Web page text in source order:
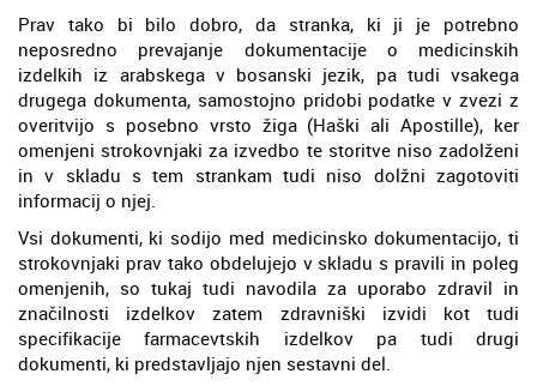
Prav tako bi bilo dobro, da stranka, ki ji je potrebno
neposredno prevajanje dokumentacije o medicinskih
izdelkih iz arabskega v bosanski jezik, pa tudi vsakega
drugega dokumenta, samostojno pridobi podatke v zvezi z
overitvijo s posebno vrsto žiga (Haški ali Apostille), ker
omenjeni strokovnjaki za izvedbo te storitve niso zadolženi
in v skladu s tem strankam tudi niso dolžni zagotoviti
informacij o njej.
Vsi dokumenti, ki sodijo med medicinsko dokumentacijo, ti
strokovnjaki prav tako obdelujejo v skladu s pravili in poleg
omenjenih, so tukaj tudi navodila za uporabo zdravil in
značilnosti izdelkov zatem zdravniški izvidi kot tudi
specifikacije farmacevtskih izdelkov pa tudi drugi
dokumenti, ki predstavljajo njen sestavni del.